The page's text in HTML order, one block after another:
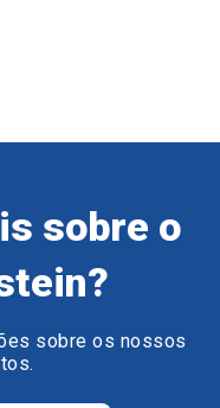
sobre o
sobre os nossos